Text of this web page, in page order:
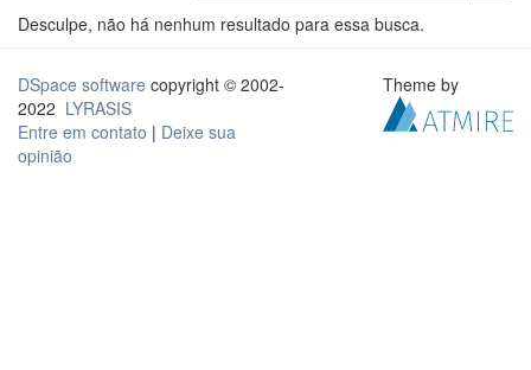
Desculpe, não há nenhum resultado para essa busca.
DSpace software copyright © 2002-
2022 LYRASIS
Entre em contato | Deixe sua
opinião
Theme by